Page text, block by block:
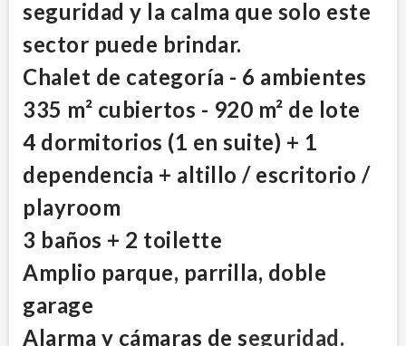
seguridad y la calma que solo este
sector puede brindar.
Chalet de categoría - 6 ambientes
335 m² cubiertos - 920 m² de lote
4 dormitorios (1 en suite) + 1
dependencia + altillo / escritorio /
playroom
3 baños + 2 toilette
Amplio parque, parrilla, doble
garage
Alarma y cámaras de seguridad.